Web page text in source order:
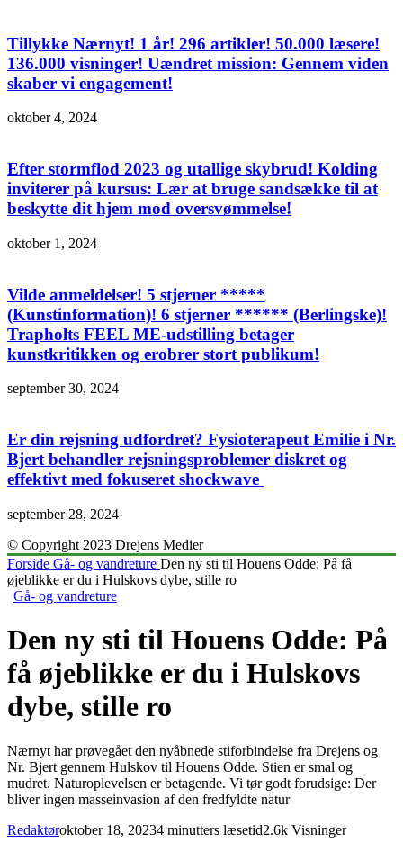
Tillykke Nærnyt! 1 år! 296 artikler! 50.000 læsere!
136.000 visninger! Uændret mission: Gennem viden
skaber vi engagement!
oktober 4, 2024
Efter stormflod 2023 og utallige skybrud! Kolding
inviterer på kursus: Lær at bruge sandsække til at
beskytte dit hjem mod oversvømmelse!
oktober 1, 2024
Vilde anmeldelser! 5 stjerner *****
(Kunstinformation)! 6 stjerner ****** (Berlingske)!
Trapholts FEEL ME-udstilling betager
kunstkritikken og erobrer stort publikum!
september 30, 2024
Er din rejsning udfordret? Fysioterapeut Emilie i Nr.
Bjert behandler rejsningsproblemer diskret og
effektivt med fokuseret shockwave
september 28, 2024
© Copyright 2023 Drejens Medier
Forside Gå- og vandreture Den ny sti til Houens Odde: På få
øjeblikke er du i Hulskovs dybe, stille ro
Gå- og vandreture
Den ny sti til Houens Odde: På
få øjeblikke er du i Hulskovs
dybe, stille ro
Nærnyt har prøvegået den nyåbnede stiforbindelse fra Drejens og
Nr. Bjert gennem Hulskov til Houens Odde. Stien er smal og
mudret. Naturoplevelsen er betagende. Vi tør godt forudsige: Der
bliver ingen masseinvasion af den fredfyldte natur
Redaktøroktober 18, 20234 minutters læsetid2.6k Visninger